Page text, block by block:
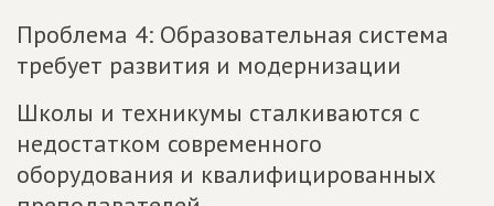
Проблема 4: Образовательная система
требует развития и модернизации
Школы и техникумы сталкиваются с
недостатком современного
оборудования и квалифицированных